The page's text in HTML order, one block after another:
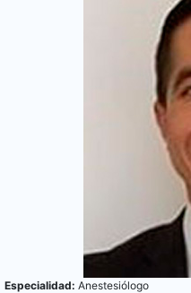
Especialidad: Anestesiólogo